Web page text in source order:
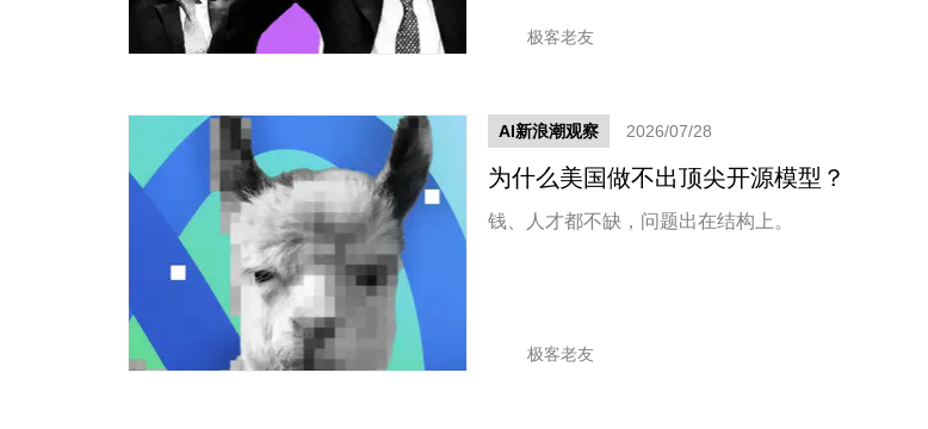
极客老友
AI新浪潮观察 2026/07/28
为什么美国做不出顶尖开源模型？
钱、人才都不缺，问题出在结构上。
极客老友